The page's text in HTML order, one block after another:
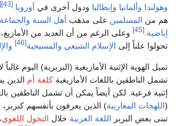
وإيطالياودول أخرى فيأوروبا.
غالبية الأمازيغ
على مذهبأهل السنة والجماعة، مع أقلية
الرغم من أن العديد من الأمازيغ، منذ عهد قريب، قد
الإسلام الشيعي
والمسيحية والإلحاد.
الأمازيغية (البربرية) اليوم غالباً لأن تكونإثنولغوية،
الأمازيغيةكلغة أمالذين يشكلون مجموعات
أيضاً يمكن أن تشمل الناطقين بالعربية كلغة أم
) الذين يعرفون بأنفسهم كبربر، خاصةً تاريخياً حيث
اللغة العربية خلال التحول اللغوي ، كما اكتسب آخرين